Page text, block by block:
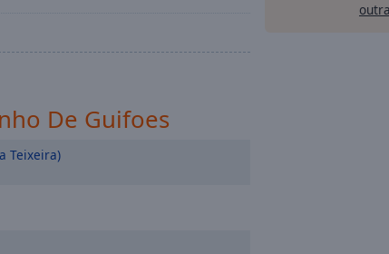
De Guifoes
Teixeira)